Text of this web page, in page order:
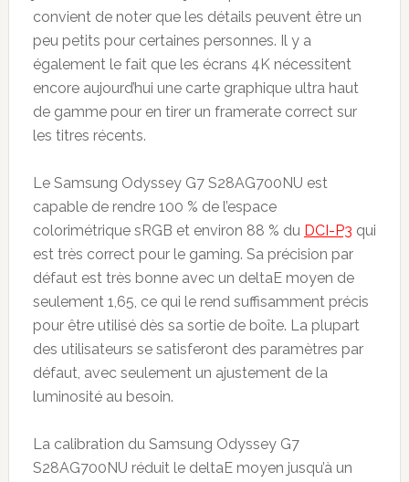
convient de noter que les détails peuvent être un
peu petits pour certaines personnes. Il y a
également le fait que les écrans 4K nécessitent
encore aujourd’hui une carte graphique ultra haut
de gamme pour en tirer un framerate correct sur
les titres récents.
Le Samsung Odyssey G7 S28AG700NU est
capable de rendre 100 % de l’espace
colorimétrique sRGB et environ 88 % du DCI-P3 qui
est très correct pour le gaming. Sa précision par
défaut est très bonne avec un deltaE moyen de
seulement 1,65, ce qui le rend suffisamment précis
pour être utilisé dès sa sortie de boîte. La plupart
des utilisateurs se satisferont des paramètres par
défaut, avec seulement un ajustement de la
luminosité au besoin.
La calibration du Samsung Odyssey G7
S28AG700NU réduit le deltaE moyen jusqu’à un